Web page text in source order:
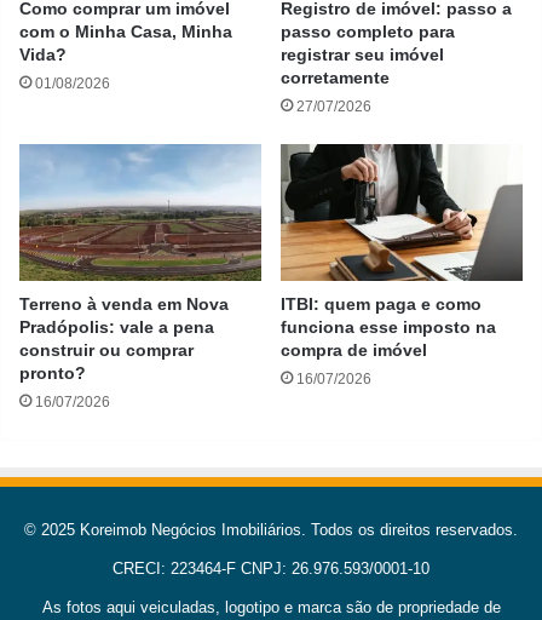
Como comprar um imóvel
com o Minha Casa, Minha
Vida?
01/08/2026
Registro de imóvel: passo a
passo completo para
registrar seu imóvel
corretamente
27/07/2026
Terreno à venda em Nova
Pradópolis: vale a pena
construir ou comprar
pronto?
16/07/2026
ITBI: quem paga e como
funciona esse imposto na
compra de imóvel
16/07/2026
© 2025 Koreimob Negócios Imobiliários. Todos os direitos reservados.
CRECI: 223464-F CNPJ: 26.976.593/0001-10
As fotos aqui veiculadas, logotipo e marca são de propriedade de